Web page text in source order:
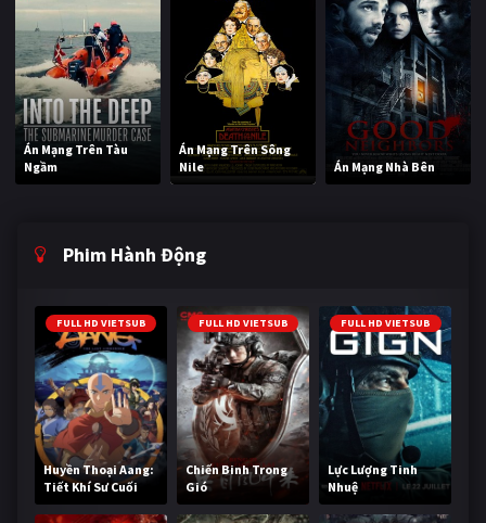
Án Mạng Trên Tàu
Ngầm
Án Mạng Trên Sông
Nile
Án Mạng Nhà Bên
Phim Hành Động
FULL HD VIETSUB
Huyền Thoại Aang:
Tiết Khí Sư Cuối
Cùng
FULL HD VIETSUB
Chiến Binh Trong
Gió
FULL HD VIETSUB
Lực Lượng Tinh
Nhuệ